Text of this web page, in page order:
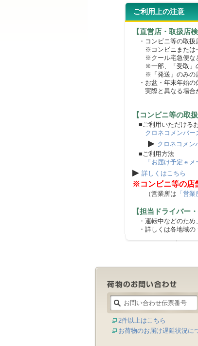
ご利用上の注意
【直営店・取扱店
・コンビニ等の取扱
※コンビニまたは一
※クール宅急便など
※一部、「受取」の
※「発送」のみの店
・お盆・年末年始の
実際と異なる場合
【コンビニ等の取
■ご利用いただける
クロネコメンバー
▶ クロネコメン
■ご利用方法
「お届け予定ｅメ
▶ 詳しくはこちら
※コンビニ等の店
（営業所は 「営
【担当ドライバー
・運転中などのため
・詳しくは各地域の
2件以上はこちら
お荷物のお届け遅延状況に